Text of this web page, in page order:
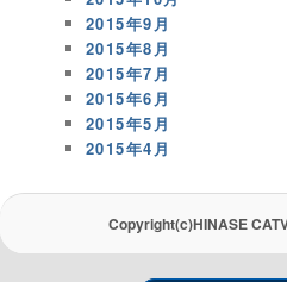
2015年9月
2015年8月
2015年7月
2015年6月
2015年5月
2015年4月
Copyright(c)HINASE